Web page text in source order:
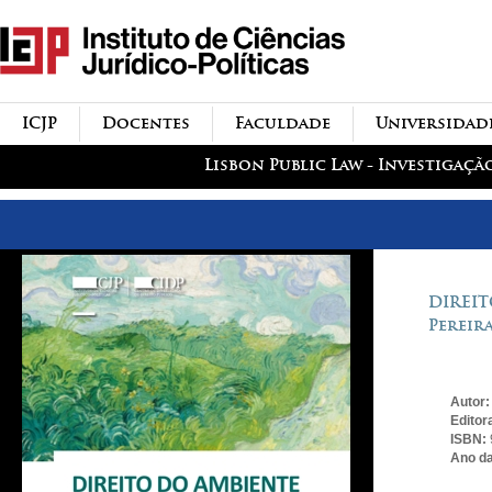
principal
icjp
menu-institucional Faculdade
Docentes
ICJP
Lisbon Public Law -
ISBN:
Ano